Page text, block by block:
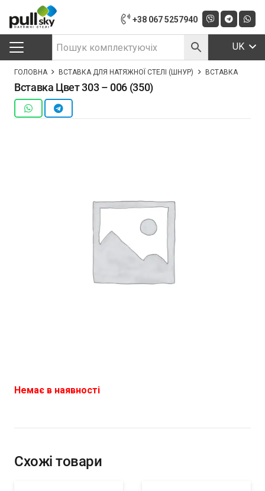
+38 067 5257940
UK
ГОЛОВНА ВСТАВКА ДЛЯ НАТЯЖНОЇ СТЕЛІ (ШНУР) ВСТАВКА ЦВЕТ
Вставка Цвет 303 – 006 (350)
Немає в наявності
Схожі товари